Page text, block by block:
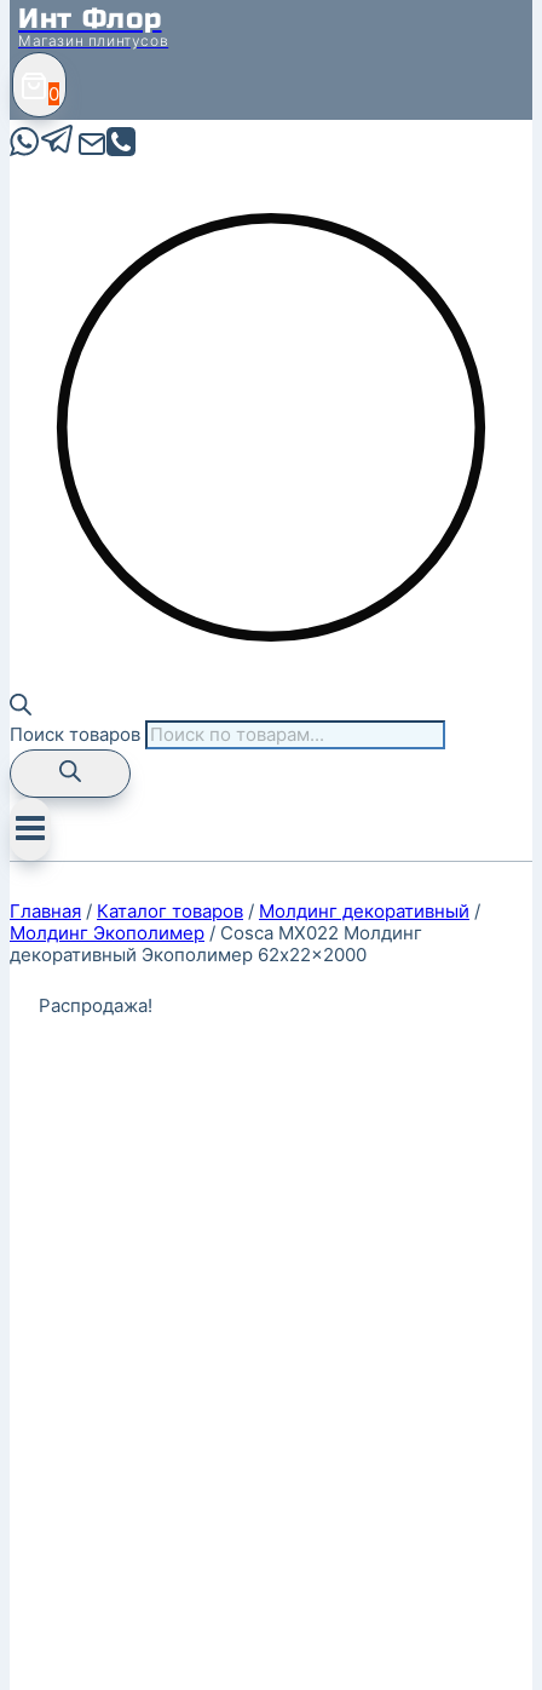
Инт Флор
Магазин плинтусов
0
Поиск товаров
Главная / Каталог товаров / Молдинг декоративный /
Молдинг Экополимер / Cosca MX022 Молдинг
декоративный Экополимер 62x22x2000
Распродажа!